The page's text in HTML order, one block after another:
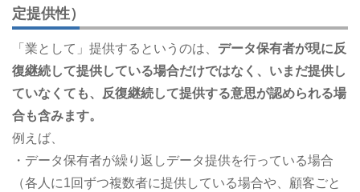
定提供性）
「業として」提供するというのは、 データ保有者が現に反
復継続して提供している場合だけではなく、いまだ提供し
ていなくても、反復継続して提供する意思が認められる場
合も含みます。
例えば、
・データ保有者が繰り返しデータ提供を行っている場合
（各人に1回ずつ複数者に提供している場合や、顧客ごと